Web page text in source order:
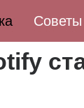
Советы